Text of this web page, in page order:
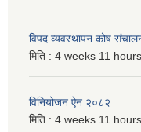
विपद व्यवस्थापन कोष
मिति : 4 weeks 11 hours
विनियोजन ऐन २०८२
मिति : 4 weeks 11 hours